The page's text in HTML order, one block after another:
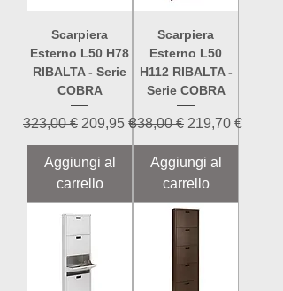
Scarpiera
Esterno L50 H78
RIBALTA - Serie
COBRA
Prezzo regolare
323,00 € Prezzo scontato
209,95 €
Aggiungi al
carrello
Scarpiera
Esterno L50
H112 RIBALTA -
Serie COBRA
Prezzo regolare
338,00 € Prezzo scontato
219,70 €
Aggiungi al
carrello